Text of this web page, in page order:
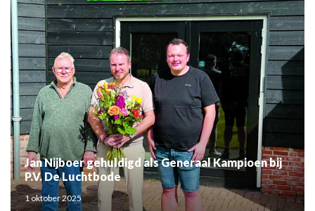
Jan Nijboer gehuldigd als Generaal Kampioen bij
P.V. De Luchtbode
1 oktober 2025